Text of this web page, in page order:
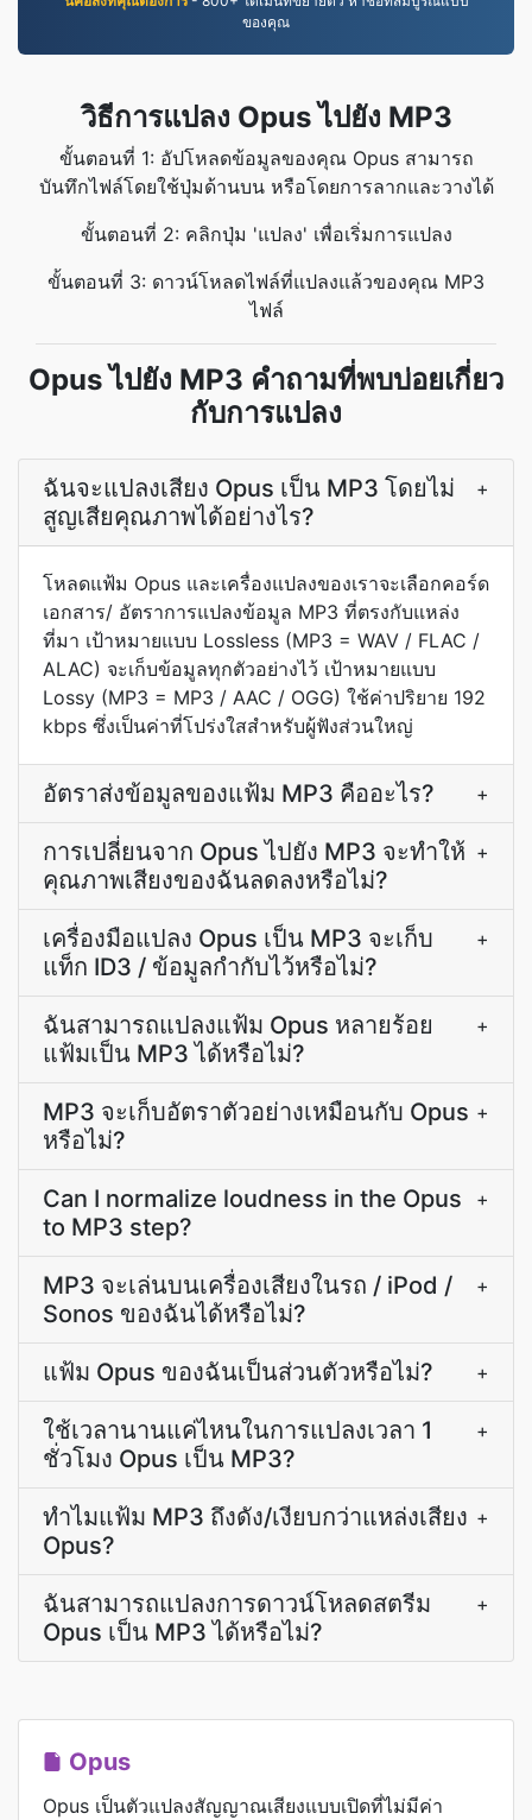
ของคุณ
วิธีการแปลง Opus ไปยัง MP3
ขั้นตอนที่ 1: อัปโหลดข้อมูลของคุณ Opus สามารถ
บันทึกไฟล์โดยใช้ปุ่มด้านบน หรือโดยการลากและวางได้
ขั้นตอนที่ 2: คลิกปุ่ม 'แปลง' เพื่อเริ่มการแปลง
ขั้นตอนที่ 3: ดาวน์โหลดไฟล์ที่แปลงแล้วของคุณ MP3
ไฟล์
Opus ไปยัง MP3 คำถามที่พบบ่อยเกี่ยว
กับการแปลง
ฉันจะแปลงเสียง Opus เป็น MP3 โดยไม่
สูญเสียคุณภาพได้อย่างไร?
+
โหลดแฟ้ม Opus และเครื่องแปลงของเราจะเลือกคอร์ด
เอกสาร/ อัตราการแปลงข้อมูล MP3 ที่ตรงกับแหล่ง
ที่มา เป้าหมายแบบ Lossless (MP3 = WAV / FLAC /
ALAC) จะเก็บข้อมูลทุกตัวอย่างไว้ เป้าหมายแบบ
Lossy (MP3 = MP3 / AAC / OGG) ใช้ค่าปริยาย 192
kbps ซึ่งเป็นค่าที่โปร่งใสสำหรับผู้ฟังส่วนใหญ่
อัตราส่งข้อมูลของแฟ้ม MP3 คืออะไร? +
การเปลี่ยนจาก Opus ไปยัง MP3 จะทำให้
คุณภาพเสียงของฉันลดลงหรือไม่?
+
เครื่องมือแปลง Opus เป็น MP3 จะเก็บ
แท็ก ID3 / ข้อมูลกำกับไว้หรือไม่?
+
ฉันสามารถแปลงแฟ้ม Opus หลายร้อย
แฟ้มเป็น MP3 ได้หรือไม่?
+
MP3 จะเก็บอัตราตัวอย่างเหมือนกับ Opus
หรือไม่?
+
Can I normalize loudness in the Opus
to MP3 step?
+
MP3 จะเล่นบนเครื่องเสียงในรถ / iPod /
Sonos ของฉันได้หรือไม่?
+
แฟ้ม Opus ของฉันเป็นส่วนตัวหรือไม่? +
ใช้เวลานานแค่ไหนในการแปลงเวลา 1
ชั่วโมง Opus เป็น MP3?
+
ทำไมแฟ้ม MP3 ถึงดัง/เงียบกว่าแหล่งเสียง
Opus?
+
ฉันสามารถแปลงการดาวน์โหลดสตรีม
Opus เป็น MP3 ได้หรือไม่?
+
Opus
Opus เป็นตัวแปลงสัญญาณเสียงแบบเปิดที่ไม่มีค่า